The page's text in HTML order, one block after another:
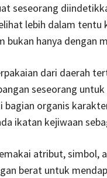
seseorang
lebih dalam tentu
bukan hanya dengan
dari daerah
seseorang
bagian organis
ikatan kejiwaan
atribut, simbol,
berat untuk